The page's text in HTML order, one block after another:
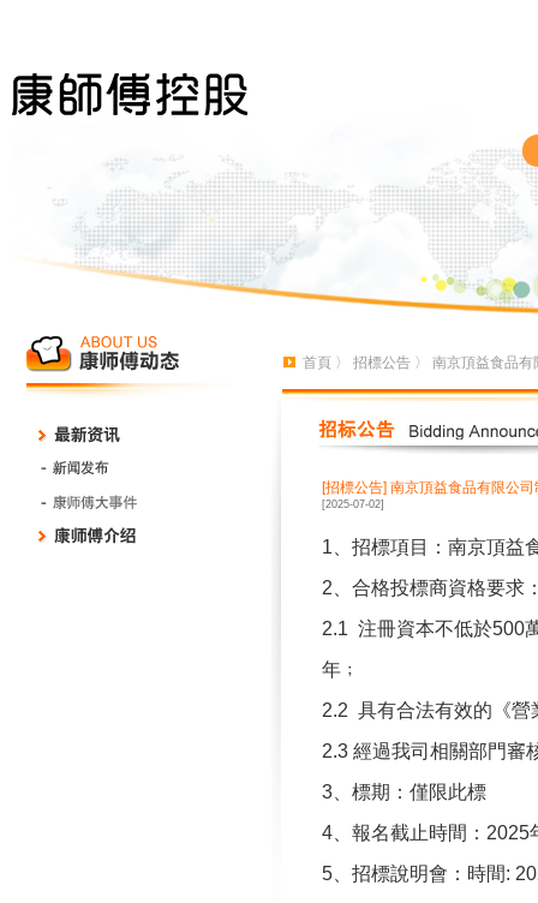
首頁 〉 招標公告 〉 南京頂益食品
[招標公告] 南京頂益食品有限公
[2025-07-02]
1 、招標項目： 南京頂益
2 、合格投標商資格要求
2.1 注冊資本不低於500
年﹔
2.2 具有合法有效的《營
2.3 經過我司相關部門審
3
標期：僅限此標
4 、報名截止時間： 2025
5 、招標說明會：時間: